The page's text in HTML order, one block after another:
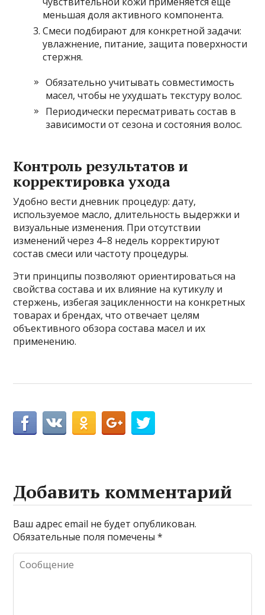
меньшая доля активного компонента.
Смеси подбирают для конкретной задачи:
увлажнение, питание, защита поверхности
стержня.
Обязательно учитывать совместимость
масел, чтобы не ухудшать текстуру волос.
Периодически пересматривать состав в
зависимости от сезона и состояния волос.
Контроль результатов и
корректировка ухода
Удобно вести дневник процедур: дату,
используемое масло, длительность выдержки и
визуальные изменения. При отсутствии
изменений через 4–8 недель корректируют
состав смеси или частоту процедуры.
Эти принципы позволяют ориентироваться на
свойства состава и их влияние на кутикулу и
стержень, избегая зацикленности на конкретных
товарах и брендах, что отвечает целям
объективного обзора состава масел и их
применению.
Добавить комментарий
Ваш адрес email не будет опубликован.
Обязательные поля помечены*